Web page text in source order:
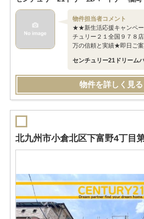
物件担当者コメント
★★新生活応援キャンペ
チュリー２１全国９７８
万の信頼と実績★即日ご案
センチュリー21ドリーム
物件を詳しく見る
北九州市小倉北区下富野4丁目